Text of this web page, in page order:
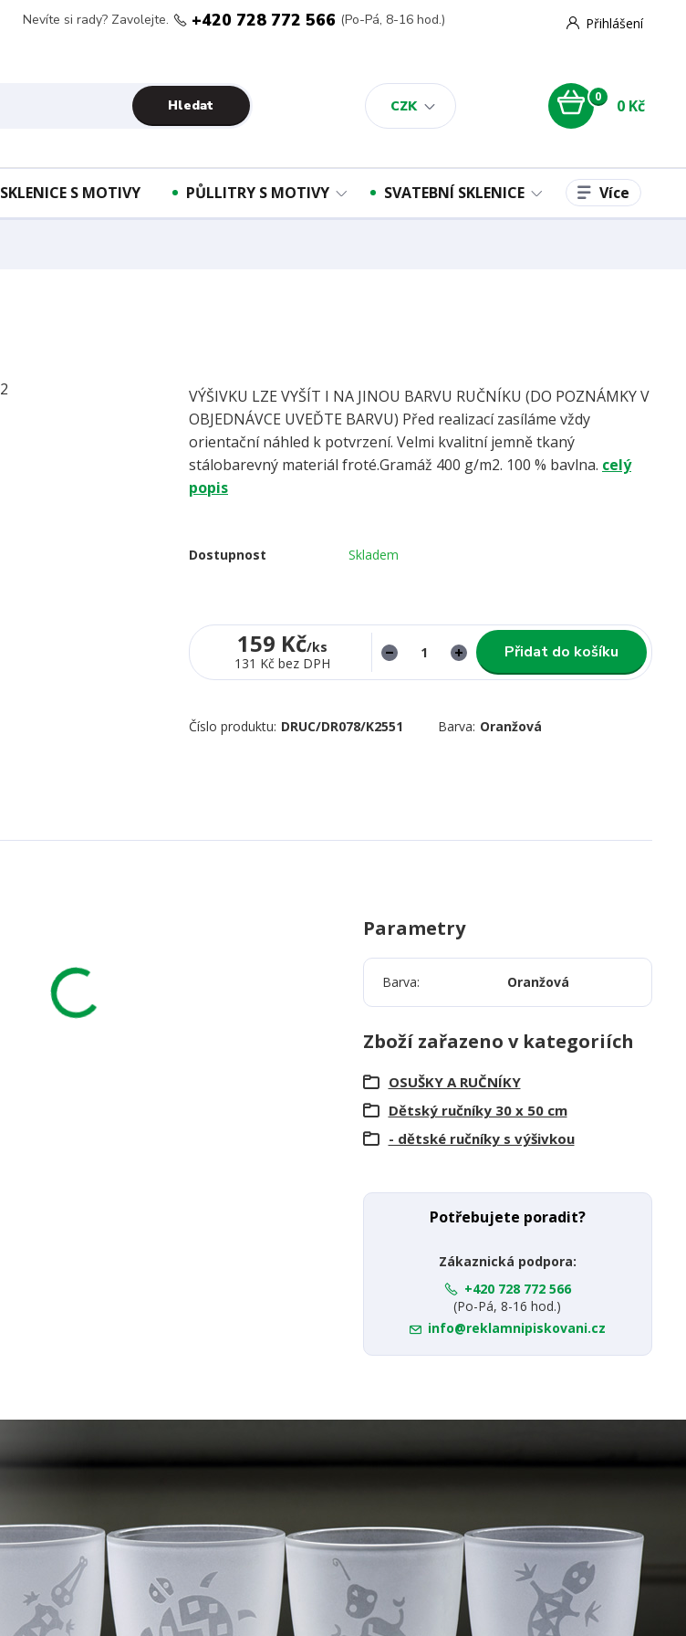
CZK
Přihlášení
Hledat
Nevíte si rady? Zavolejte. +420 728 772 566 (Po-Pá, 8-16 hod.)
0 0 Kč
SKLENICE S MOTIVY PŮLLITRY S MOTIVY SVATEBNÍ SKLENICE Více
VÝŠIVKU LZE VYŠÍT I NA JINOU BARVU RUČNÍKU (DO POZNÁMKY V
OBJEDNÁVCE UVEĎTE BARVU) Před realizací zasíláme vždy
orientační náhled k potvrzení. Velmi kvalitní jemně tkaný
stálobarevný materiál froté.Gramáž 400 g/m2. 100 % bavlna. celý
popis
Dostupnost Skladem
159 Kč/ks
131 Kč bez DPH
Přidat do košíku
Číslo produktu: DRUC/DR078/K2551 Barva: Oranžová
Parametry
Barva Oranžová
Zboží zařazeno v kategoriích
OSUŠKY A RUČNÍKY
Dětský ručníky 30 x 50 cm
- dětské ručníky s výšivkou
Potřebujete poradit?
Zákaznická podpora:
+420 728 772 566
(Po-Pá, 8-16 hod.)
info@reklamnipiskovani.cz